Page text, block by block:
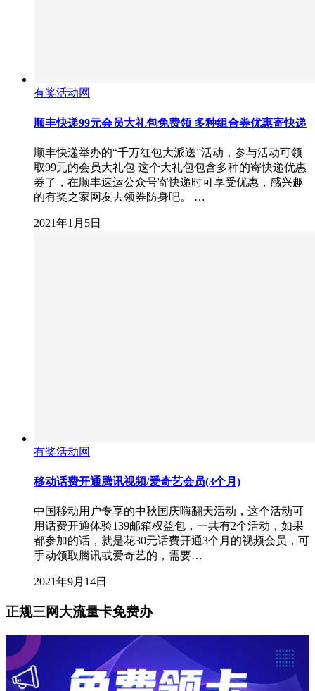
有奖活动网
顺丰快递99元会员大礼包免费领 多种组合券优惠寄快递
顺丰快递举办的“千万红包大派送”活动，参与活动可领
取99元的会员大礼包 这个大礼包包含多种的寄快递优惠
券了，在顺丰速运公众号寄快递时可享受优惠，感兴趣
的有奖之家网友去领券防身吧。 …
2021年1月5日
有奖活动网
移动话费开通腾讯视频/爱奇艺会员(3个月)
中国移动用户专享的中秋国庆嗨翻天活动，这个活动可
用话费开通体验139邮箱权益包，一共有2个活动，如果
都参加的话，就是花30元话费开通3个月的视频会员，可
手动领取腾讯或爱奇艺的，需要…
2021年9月14日
正规三网大流量卡免费办